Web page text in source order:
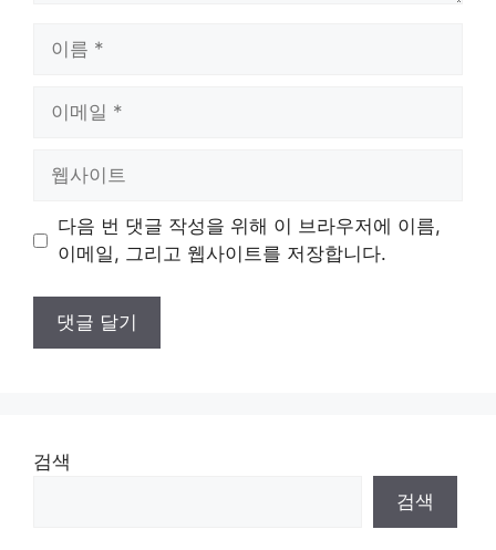
트
다음 번 댓글 작성을 위해 이 브라우저에 이름,
이메일, 그리고 웹사이트를 저장합니다.
검색
검색